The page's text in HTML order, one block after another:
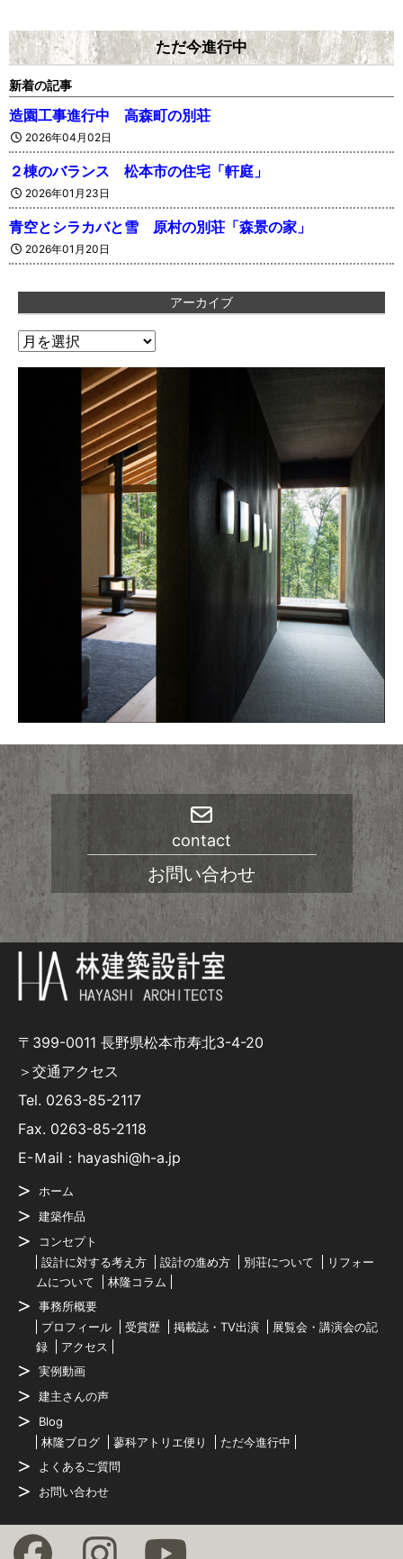
ただ今進行中
新着の記事
造園工事進行中 高森町の別荘
2026年04月02日
２棟のバランス 松本市の住宅「軒庭」
2026年01月23日
青空とシラカバと雪 原村の別荘「森景の家」
2026年01月20日
アーカイブ
ア
contact
お問い合わせ
〒399-0011 長野県松本市寿北3-4-20
＞交通アクセス
Tel. 0263-85-2117
Fax. 0263-85-2118
E-Ｍail：hayashi@h-a.jp
ホーム
建築作品
コンセプト
設計に対する考え方
設計の進め方 別荘について
リフォー
ムについて
林隆コラム
事務所概要
プロフィール
受賞歴 掲載誌・TV出演
展覧会・講演会の記
録
アクセス
実例動画
建主さんの声
Blog
林隆ブログ
蓼科アトリエ便り
ただ今進行中
よくあるご質問
お問い合わせ